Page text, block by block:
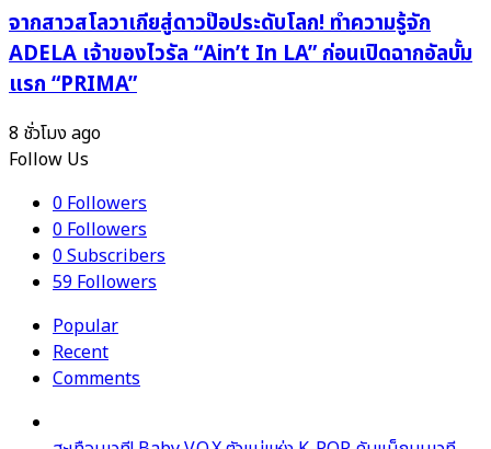
สุด
ละมุน
ใน
MV
จากสาวสโลวาเกียสู่ดาวป๊อประดับโลก! ทำความรู้จัก
ADELA เจ้าของไวรัล “Ain’t In LA” ก่อนเปิดฉากอัลบั้ม
แรก “PRIMA”
8 ชั่วโมง ago
Follow Us
0Followers
0Followers
0Subscribers
59Followers
Popular
Recent
Comments